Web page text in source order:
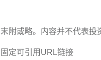
附或略。内容并不代表投
定可引用URL链接